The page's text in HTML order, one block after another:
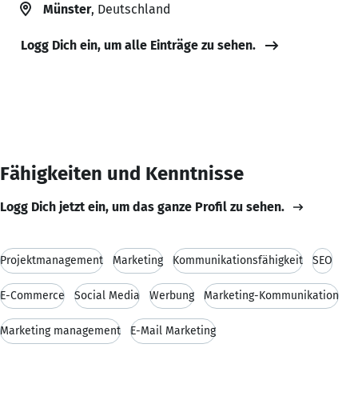
Münster, Deutschland
Logg Dich ein, um alle Einträge zu sehen.
Fähigkeiten und Kenntnisse
Logg Dich jetzt ein, um das ganze Profil zu sehen.
Projektmanagement Marketing Kommunikationsfähigkeit SEO
E-Commerce Social Media Werbung Marketing-Kommunikation
Marketing management E-Mail Marketing